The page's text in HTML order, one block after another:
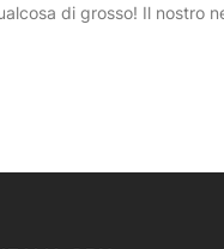
di grosso! Il nostro